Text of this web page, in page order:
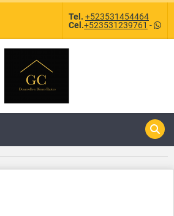
Tel. +523531454464
Cel.+523531239761 -